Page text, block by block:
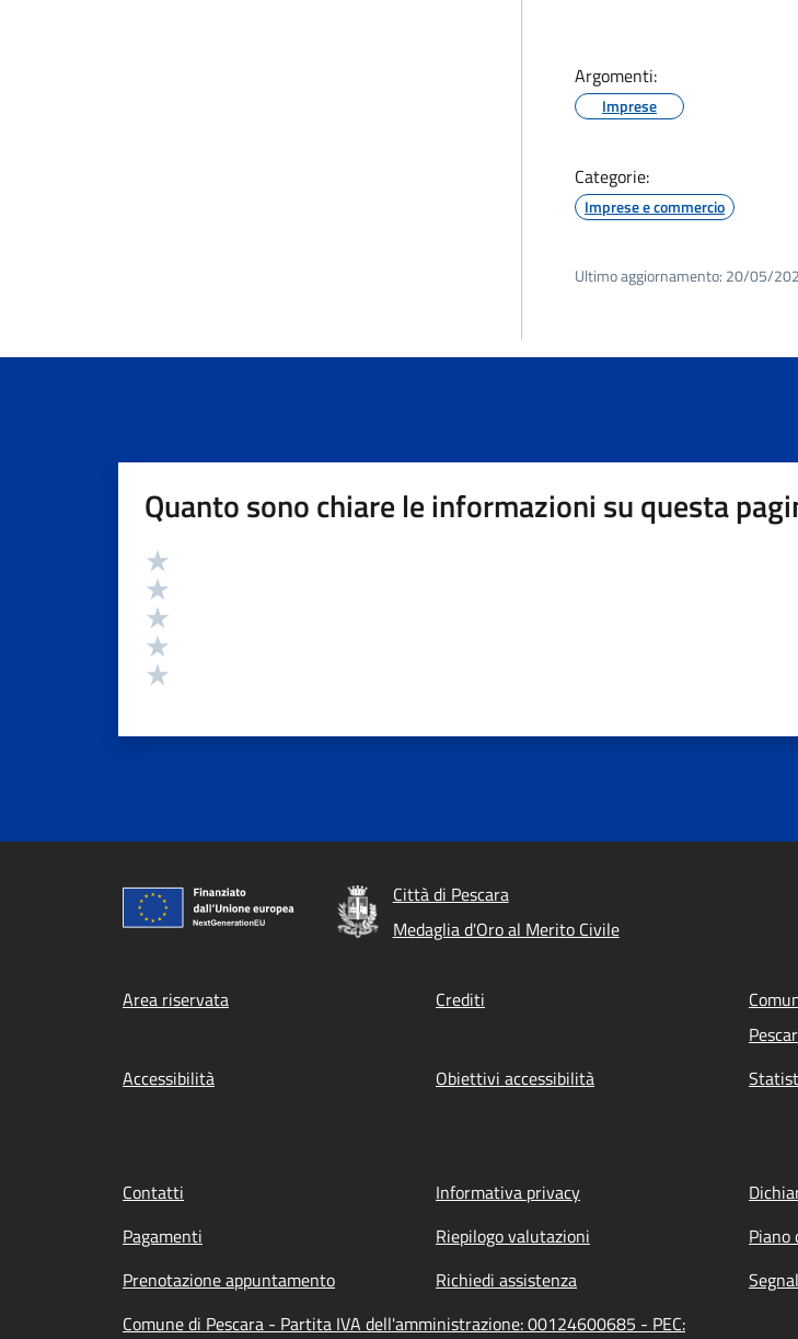
Argomenti:
Imprese
Categorie:
Imprese e commercio
Ultimo aggiornamento: 20/05/
Quanto sono chiare le informazioni su questa
Valutazione
Città di Pescara
Medaglia d'Oro al Merito Civile
Footer menu
Area riservata Crediti
Accessibilità Obiettivi accessibilità
Contatti
Informativa privacy
Pagamenti
Riepilogo valutazioni Piano
Prenotazione appuntamento
Richiedi assistenza
Comune di Pescara - Partita IVA dell'amministrazione: 00124600685 - PEC: